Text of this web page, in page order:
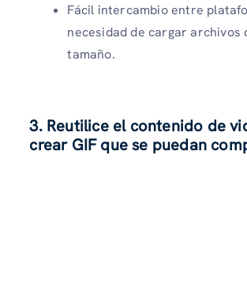
Fácil intercambio entre
necesidad de cargar archivos
tamaño.
3. Reutilice el contenido de
crear GIF que se puedan